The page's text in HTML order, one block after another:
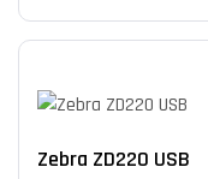
Zebra ZD220 USB